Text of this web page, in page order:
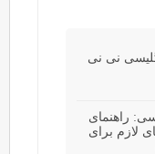
نی نی
راهنمای
لازم برای